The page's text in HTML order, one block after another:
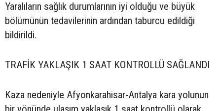
Yaralıların sağlık durumlarının iyi olduğu ve büyük
bölümünün tedavilerinin ardından taburcu edildiği
bildirildi.
TRAFİK YAKLAŞIK 1 SAAT KONTROLLÜ SAĞLANDI
Kaza nedeniyle Afyonkarahisar-Antalya kara yolunun